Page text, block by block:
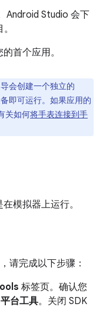
Android Studio 会下
首个应用。
会创建一个独立的
即可运行。如果应用的
关如何将手表连接到手
模拟器上运行。
请完成以下步骤：
标签页。确认您
台工具。关闭 SDK